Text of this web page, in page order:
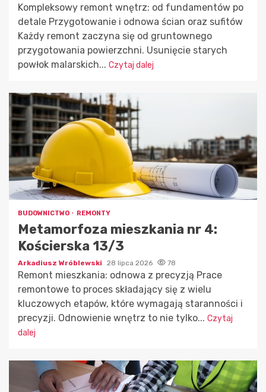
Kompleksowy remont wnętrz: od fundamentów po
detale Przygotowanie i odnowa ścian oraz sufitów
Każdy remont zaczyna się od gruntownego
przygotowania powierzchni. Usunięcie starych
powłok malarskich... Czytaj dalej
BUDOWNICTWO REMONTY
Metamorfoza mieszkania nr 4:
Kościerska 13/3
Arkadiusz Wróblewski 28 lipca 2026 78
Remont mieszkania: odnowa z precyzją Prace
remontowe to proces składający się z wielu
kluczowych etapów, które wymagają staranności i
precyzji. Odnowienie wnętrz to nie tylko... Czytaj
dalej